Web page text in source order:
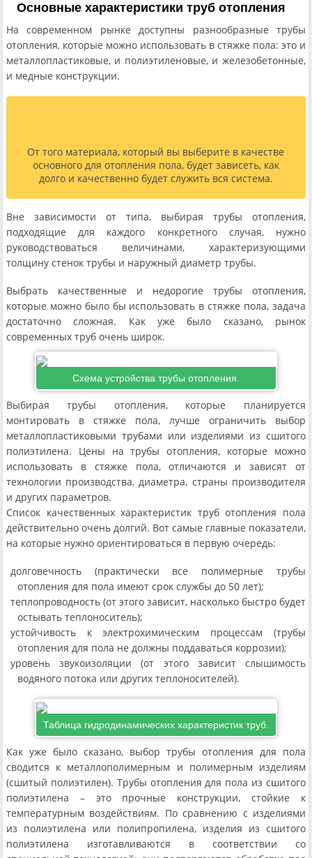
Основные характеристики труб отопления
На современном рынке доступны разнообразные трубы
отопления, которые можно использовать в стяжке пола: это и
металлопластиковые, и полиэтиленовые, и железобетонные,
и медные конструкции.
От того материала, который вы выберите в качестве
основного для отопления пола, будет зависеть, как
долго и качественно будет служить вся система.
Вне зависимости от типа, выбирая трубы отопления,
подходящие для каждого конкретного случая, нужно
руководствоваться величинами, характеризующими
толщину стенок трубы и наружный диаметр трубы.
Выбрать качественные и недорогие трубы отопления,
которые можно было бы использовать в стяжке пола, задача
достаточно сложная. Как уже было сказано, рынок
современных труб очень широк.
Схема устройства трубы отопления.
Выбирая трубы отопления, которые планируется
монтировать в стяжке пола, лучше ограничить выбор
металлопластиковыми трубами или изделиями из сшитого
полиэтилена. Цены на трубы отопления, которые можно
использовать в стяжке пола, отличаются и зависят от
технологии производства, диаметра, страны производителя
и других параметров.
Список качественных характеристик труб отопления пола
действительно очень долгий. Вот самые главные показатели,
на которые нужно ориентироваться в первую очередь:
долговечность (практически все полимерные трубы
отопления для пола имеют срок службы до 50 лет);
теплопроводность (от этого зависит, насколько быстро будет
остывать теплоноситель);
устойчивость к электрохимическим процессам (трубы
отопления для пола не должны поддаваться коррозии);
уровень звукоизоляции (от этого зависит слышимость
водяного потока или других теплоносителей).
Таблица гидродинамических характеристик труб.
Как уже было сказано, выбор трубы отопления для пола
сводится к металлополимерным и полимерным изделиям
(сшитый полиэтилен). Трубы отопления для пола из сшитого
полиэтилена – это прочные конструкции, стойкие к
температурным воздействиям. По сравнению с изделиями
из полиэтилена или полипропилена, изделия из сшитого
полиэтилена изготавливаются в соответствии со